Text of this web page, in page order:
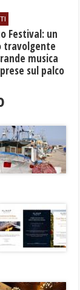
Festival: un
travolgente
musica
sul palco